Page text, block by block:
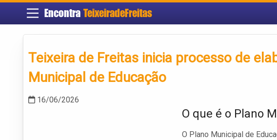
Encontra TeixeiradeFreitas
Teixeira de Freitas inicia processo de
Municipal de Educação
16/06/2026
O que é o Plano
O Plano Municipal de